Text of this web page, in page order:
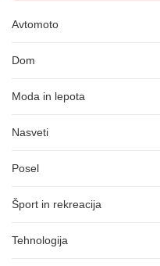
Avtomoto
Dom
Moda in lepota
Nasveti
Posel
Šport in rekreacija
Tehnologija